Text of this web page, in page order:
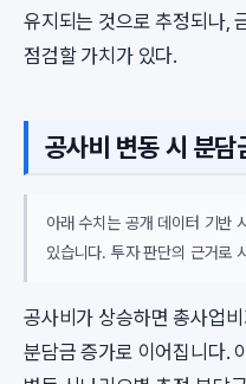
유지되는 것으로 추정되나,
점검할 가치가 있다.
공사비 변동 시 분담
아래 수치는 공개 데이터 기반
있습니다. 투자 판단의 근거로
공사비가 상승하면 총사업
분담금 증가로 이어집니다.